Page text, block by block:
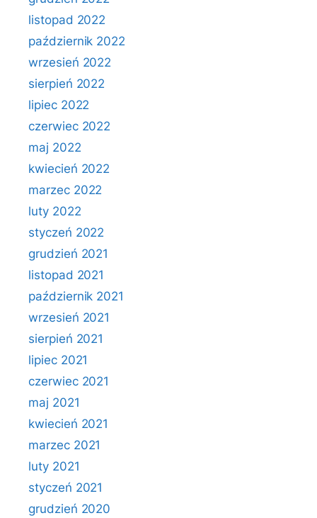
listopad 2022
październik 2022
wrzesień 2022
sierpień 2022
lipiec 2022
czerwiec 2022
maj 2022
kwiecień 2022
marzec 2022
luty 2022
styczeń 2022
grudzień 2021
listopad 2021
październik 2021
wrzesień 2021
sierpień 2021
lipiec 2021
czerwiec 2021
maj 2021
kwiecień 2021
marzec 2021
luty 2021
styczeń 2021
grudzień 2020